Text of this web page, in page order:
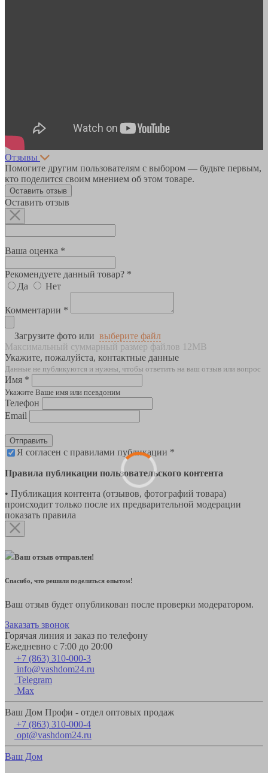
Отзывы
Помогите другим пользователям с выбором — будьте первым,
кто поделится своим мнением об этом товаре.
Оставить отзыв
Оставить отзыв
Ваша оценка *
Рекомендуете данный товар? *
Да
Нет
Комментарии *
Загрузите фото или выберите файл
Максимальный суммарный размер файлов 12MB
Укажите, пожалуйста, контактные данные
Данные не публикуются и нужны, чтобы ответить на ваш отзыв или вопрос
Имя *
Укажите Ваше имя или псевдоним
Телефон
Email
Отправить
Я согласен с правилами публикации *
Правила публикации пользовательского контента
• Публикация контента (отзывов, фотографий товара)
происходит только после их предварительной модерации
показать правила
Ваш отзыв отправлен!
Спасибо, что решили поделиться опытом!
Ваш отзыв будет опубликован после проверки модератором.
Заказать звонок
Горячая линия и заказ по телефону
Ежедневно с 7:00 до 20:00
+7 (863) 310-000-3
info@vashdom24.ru
Telegram
Max
Ваш Дом Профи - отдел оптовых продаж
+7 (863) 310-000-4
opt@vashdom24.ru
Ваш Дом